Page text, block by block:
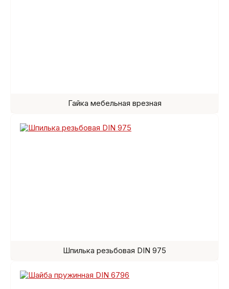
Гайка мебельная врезная
Шпилька резьбовая DIN 975